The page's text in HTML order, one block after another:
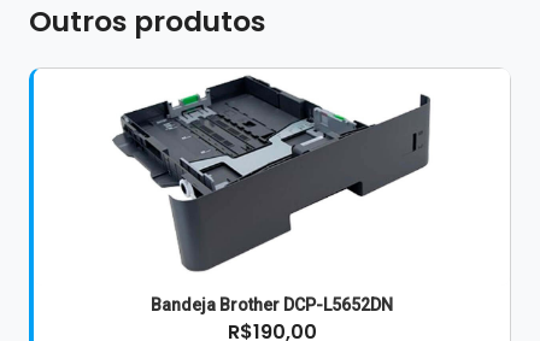
Outros produtos
Bandeja Brother DCP-L5652DN
R$190,00